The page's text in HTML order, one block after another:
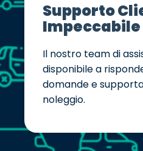
Supporto
Impeccabile
Il nostro team di
disponibile a
domande e
noleggio.